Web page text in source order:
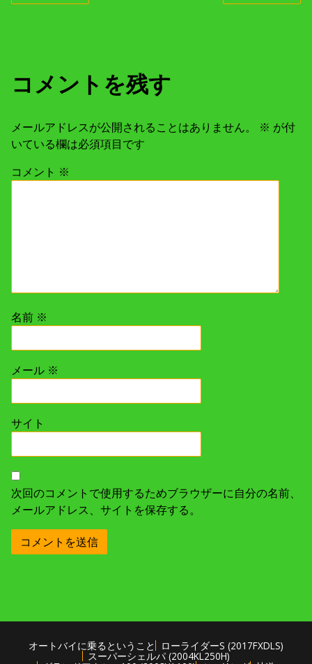
コメントを残す
メールアドレスが公開されることはありません。 ※ が付
いている欄は必須項目です
コメント ※
名前 ※
メール ※
サイト
次回のコメントで使用するためブラウザーに自分の名前、
メールアドレス、サイトを保存する。
オートバイに乗るということ ローライダーS (2017FXDLS)
スーパーシェルパ (2004KL250H)